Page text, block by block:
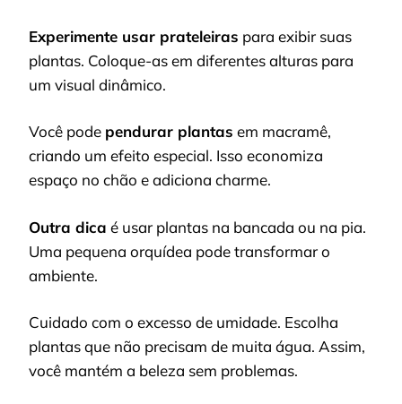
Experimente usar prateleiras para exibir suas
plantas. Coloque-as em diferentes alturas para
um visual dinâmico.
Você pode pendurar plantas em macramê,
criando um efeito especial. Isso economiza
espaço no chão e adiciona charme.
Outra dica é usar plantas na bancada ou na pia.
Uma pequena orquídea pode transformar o
ambiente.
Cuidado com o excesso de umidade. Escolha
plantas que não precisam de muita água. Assim,
você mantém a beleza sem problemas.